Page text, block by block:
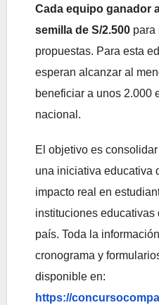
Cada equipo ganador
semilla de S/2.500 para
propuestas. Para esta
esperan alcanzar al
beneficiar a unos 2.000
nacional.
El objetivo es
una iniciativa educativa
impacto real en
instituciones educativas
país. Toda la
cronograma y
disponible en:
https://